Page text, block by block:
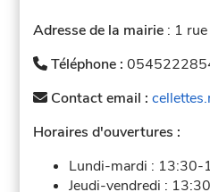
Adresse de la mairie : 1
Téléphone :
Contact email :
Horaires d'ouvertures :
Lundi-mardi : 13:30-
Jeudi-vendredi :